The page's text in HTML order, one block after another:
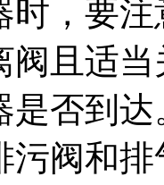
，要注
阀且适
是否到
污阀和